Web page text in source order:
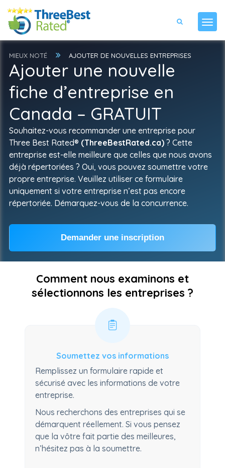
MIEUX NOTÉ AJOUTER DE NOUVELLES ENTREPRISES
Ajouter une nouvelle
fiche d’entreprise en
Canada – GRATUIT
Souhaitez-vous recommander une entreprise pour
Three Best Rated® (ThreeBestRated.ca)? Cette
entreprise est-elle meilleure que celles que nous avons
déjà répertoriées ? Oui, vous pouvez soumettre votre
propre entreprise. Veuillez utiliser ce formulaire
uniquement si votre entreprise n’est pas encore
répertoriée. Démarquez-vous de la concurrence.
Demander une inscription
Comment nous examinons et
sélectionnons les entreprises ?
Soumettez vos informations
Remplissez un formulaire rapide et
sécurisé avec les informations de votre
entreprise.
Nous recherchons des entreprises qui se
démarquent réellement. Si vous pensez
que la vôtre fait partie des meilleures,
n’hésitez pas à la soumettre.